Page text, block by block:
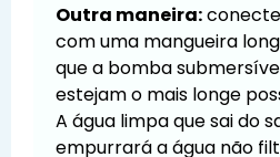
Outra maneira:
com uma mangueira
que a bomba
estejam o mais longe
A água limpa que sai do
empurrará a água não